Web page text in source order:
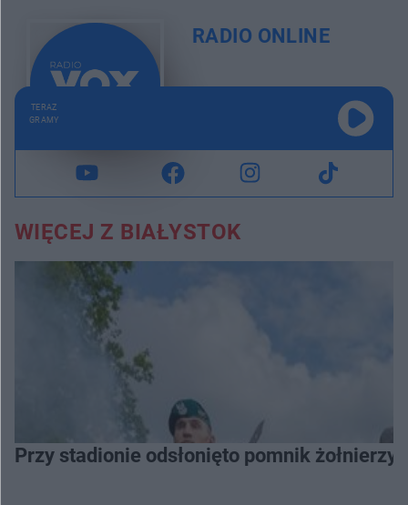
RADIO ONLINE
TERAZ
GRAMY
WIĘCEJ Z BIAŁYSTOK
Przy stadionie odsłonięto pomnik żołnierzy